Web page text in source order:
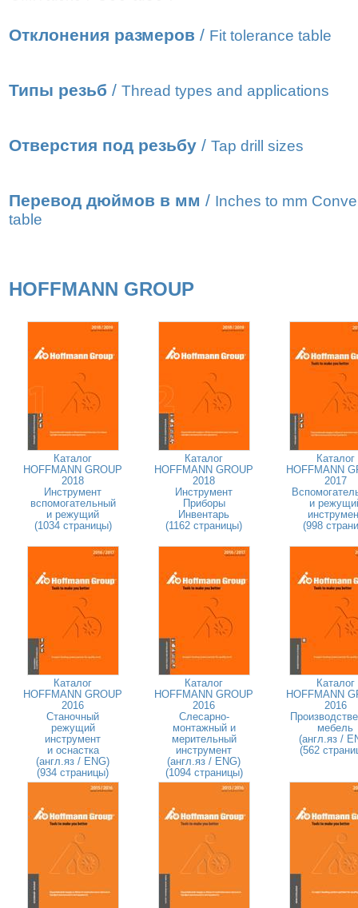
Отклонения размеров / Fit tolerance table
Типы резьб / Thread types and applications
Отверстия под резьбу / Tap drill sizes
Перевод дюймов в мм / Inches to mm
table
HOFFMANN GROUP
Каталог
HOFFMANN GROUP
2018
Инструмент
вспомогательный
и режущий
(1034 страницы)
Каталог
HOFFMANN GROUP
2018
Инструмент
Приборы
Инвентарь
(1162 страницы)
Каталог
HOFFMANN
2017
и
(998
Каталог
HOFFMANN GROUP
2016
Станочный
режущий
инструмент
и оснастка
(англ.яз / ENG)
(934 страницы)
Каталог
HOFFMANN GROUP
2016
Слесарно-
монтажный и
мерительный
инструмент
(англ.яз / ENG)
(1094 страницы)
Каталог
HOFFMANN
2016
мебель
(англ.яз /
(562